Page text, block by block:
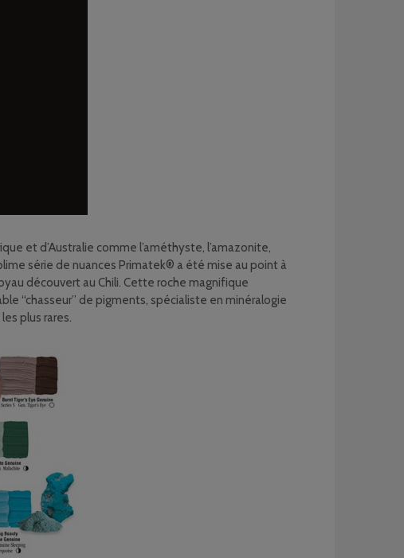
et d’Australie comme l’améthyste, l’amazonite,
série de nuances Primatek® a été mise au point à
découvert au Chili. Cette roche magnifique
“chasseur” de pigments, spécialiste en minéralogie
plus rares.